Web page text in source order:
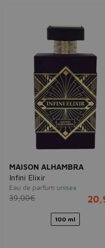
MAISON ALHAMBRA
Infini Elixir
Eau de parfum unisex
39,00€
100 ml